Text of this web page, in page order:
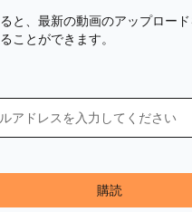
と、最新の動画のアップロー
ことができます。